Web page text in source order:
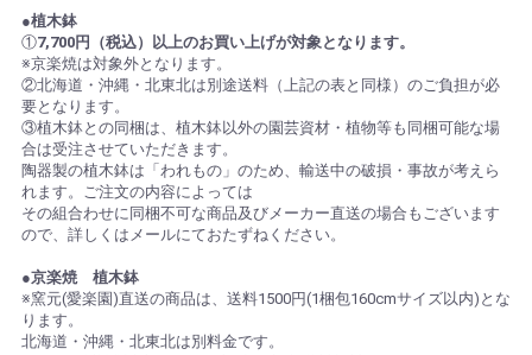
●植木鉢
①7,700円（税込）以上のお買い上げが対象となります。
※京楽焼は対象外となります。
②北海道・沖縄・北東北は別途送料（上記の表と同様）のご負担が必
要となります。
③植木鉢との同梱は、植木鉢以外の園芸資材・植物等も同梱可能な場
合は受注させていただきます。
陶器製の植木鉢は「われもの」のため、輸送中の破損・事故が考えら
れます。ご注文の内容によっては
その組合わせに同梱不可な商品及びメーカー直送の場合もございます
ので、詳しくはメールにておたずねください。
●京楽焼 植木鉢
※窯元(愛楽園)直送の商品は、送料1500円(1梱包160cmサイズ以内)とな
ります。
北海道・沖縄・北東北は別料金です。